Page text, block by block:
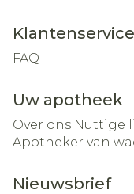
Klantenservice
FAQ
Uw apotheek
Over ons Nuttige
Apotheker van
Nieuwsbrief